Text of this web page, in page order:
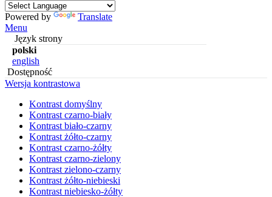
Powered by
Translate
Menu
Język strony
polski
english
Dostępność
Wersja kontrastowa
Kontrast domyślny
Kontrast czarno-biały
Kontrast biało-czarny
Kontrast żółto-czarny
Kontrast czarno-żółty
Kontrast czarno-zielony
Kontrast zielono-czarny
Kontrast żółto-niebieski
Kontrast niebiesko-żółty